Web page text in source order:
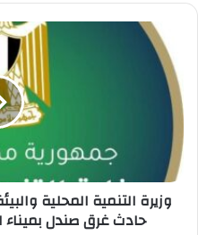
تعرف على حالة الطقس
وزيرة
التنمية
المحلية
والبيئة
تتابع
الآثار
البيئية
الناتجة
عن
حادث
غرق
وزيرة التنمية المحلية
حادث غرق صندل